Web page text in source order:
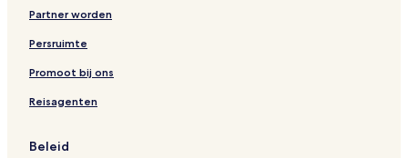
Partner worden
Persruimte
Promoot bij ons
Reisagenten
Beleid